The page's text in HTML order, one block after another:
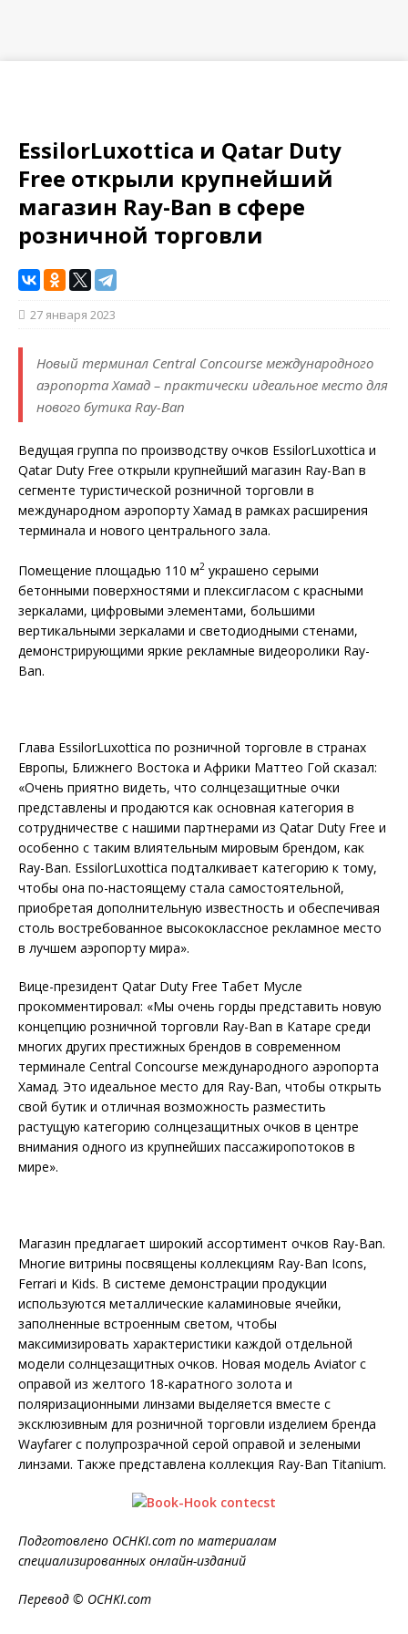
EssilorLuxottica и Qatar Duty
Free открыли крупнейший
магазин Ray-Ban в сфере
розничной торговли
27 января 2023
Новый терминал Central Concourse международного
аэропорта Хамад – практически идеальное место для
нового бутика Ray-Ban
Ведущая группа по производству очков EssilorLuxottica и
Qatar Duty Free открыли крупнейший магазин Ray-Ban в
сегменте туристической розничной торговли в
международном аэропорту Хамад в рамках расширения
терминала и нового центрального зала.
Помещение площадью 110 м2 украшено серыми
бетонными поверхностями и плексигласом с красными
зеркалами, цифровыми элементами, большими
вертикальными зеркалами и светодиодными стенами,
демонстрирующими яркие рекламные видеоролики Ray-
Ban.
Глава EssilorLuxottica по розничной торговле в странах
Европы, Ближнего Востока и Африки Маттео Гой сказал:
«Очень приятно видеть, что солнцезащитные очки
представлены ​​и продаются как основная категория в
сотрудничестве с нашими партнерами из Qatar Duty Free и
особенно с таким влиятельным мировым брендом, как
Ray-Ban. EssilorLuxottica подталкивает категорию к тому,
чтобы она по-настоящему стала самостоятельной,
приобретая дополнительную известность и обеспечивая
столь востребованное высококлассное рекламное место
в лучшем аэропорту мира».
Вице-президент Qatar Duty Free Табет Мусле
прокомментировал: «Мы очень горды представить новую
концепцию розничной торговли Ray-Ban в Катаре среди
многих других престижных брендов в современном
терминале Central Concourse международного аэропорта
Хамад. Это идеальное место для Ray-Ban, чтобы открыть
свой бутик и отличная возможность разместить
растущую категорию солнцезащитных очков в центре
внимания одного из крупнейших пассажиропотоков в
мире».
Магазин предлагает широкий ассортимент очков Ray-Ban.
Многие витрины посвящены коллекциям Ray-Ban Icons,
Ferrari и Kids. В системе демонстрации продукции
используются металлические каламиновые ячейки,
заполненные встроенным светом, чтобы
максимизировать характеристики каждой отдельной
модели солнцезащитных очков. Новая модель Aviator с
оправой из желтого 18-каратного золота и
поляризационными линзами выделяется вместе с
эксклюзивным для розничной торговли изделием бренда
Wayfarer с полупрозрачной серой оправой и зелеными
линзами. Также представлена ​​коллекция Ray-Ban Titanium.
Подготовлено OCHKI.com по материалам
специализированных онлайн-изданий
Перевод © OCHKI.com